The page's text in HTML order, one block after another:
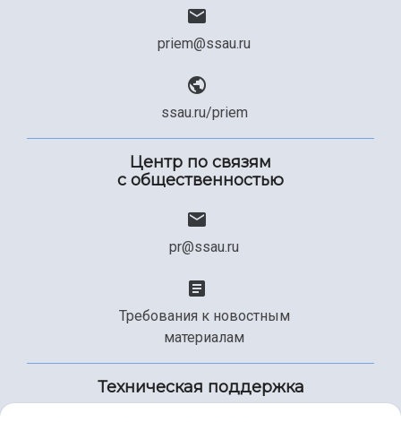
priem@ssau.ru
ssau.ru/priem
Центр по связям
с общественностью
pr@ssau.ru
Требования к новостным
материалам
Техническая поддержка